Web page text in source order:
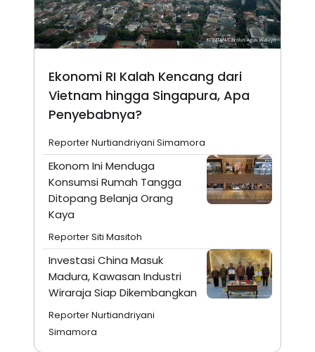
Ekonomi RI Kalah Kencang dari
Vietnam hingga Singapura, Apa
Penyebabnya?
Reporter Nurtiandriyani Simamora
Ekonom Ini Menduga
Konsumsi Rumah Tangga
Ditopang Belanja Orang
Kaya
Reporter Siti Masitoh
Investasi China Masuk
Madura, Kawasan Industri
Wiraraja Siap Dikembangkan
Reporter Nurtiandriyani
Simamora